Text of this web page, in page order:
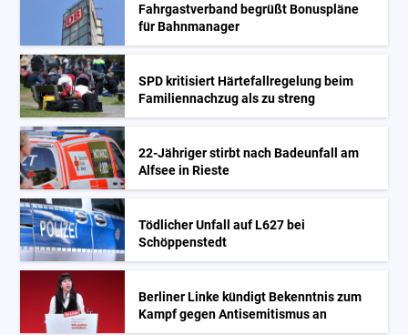
Fahrgastverband begrüßt Bonuspläne
für Bahnmanager
SPD kritisiert Härtefallregelung beim
Familiennachzug als zu streng
22-Jähriger stirbt nach Badeunfall am
Alfsee in Rieste
Tödlicher Unfall auf L627 bei
Schöppenstedt
Berliner Linke kündigt Bekenntnis zum
Kampf gegen Antisemitismus an